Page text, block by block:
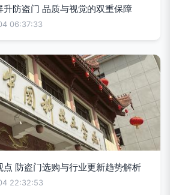
防盗门 品质与视觉的双重保障
06:37:33
点 防盗门选购与行业更新趋势解析
22:32:53